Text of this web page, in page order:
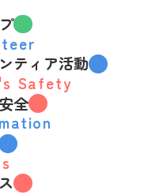
ティア活動
Safety
全